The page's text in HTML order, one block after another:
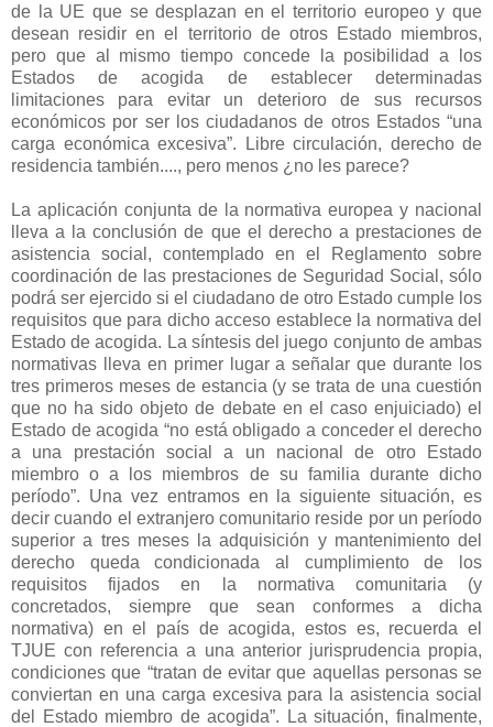
de la UE que se desplazan en el territorio europeo y que
desean residir en el territorio de otros Estado miembros,
pero que al mismo tiempo concede la posibilidad a los
Estados de acogida de establecer determinadas
limitaciones para evitar un deterioro de sus recursos
económicos por ser los ciudadanos de otros Estados “una
carga económica excesiva”. Libre circulación, derecho de
residencia también...., pero menos ¿no les parece?
La aplicación conjunta de la normativa europea y nacional
lleva a la conclusión de que el derecho a prestaciones de
asistencia social, contemplado en el Reglamento sobre
coordinación de las prestaciones de Seguridad Social, sólo
podrá ser ejercido si el ciudadano de otro Estado cumple los
requisitos que para dicho acceso establece la normativa del
Estado de acogida. La síntesis del juego conjunto de ambas
normativas lleva en primer lugar a señalar que durante los
tres primeros meses de estancia (y se trata de una cuestión
que no ha sido objeto de debate en el caso enjuiciado) el
Estado de acogida “no está obligado a conceder el derecho
a una prestación social a un nacional de otro Estado
miembro o a los miembros de su familia durante dicho
período”. Una vez entramos en la siguiente situación, es
decir cuando el extranjero comunitario reside por un período
superior a tres meses la adquisición y mantenimiento del
derecho queda condicionada al cumplimiento de los
requisitos fijados en la normativa comunitaria (y
concretados, siempre que sean conformes a dicha
normativa) en el país de acogida, estos es, recuerda el
TJUE con referencia a una anterior jurisprudencia propia,
condiciones que “tratan de evitar que aquellas personas se
conviertan en una carga excesiva para la asistencia social
del Estado miembro de acogida”. La situación, finalmente,